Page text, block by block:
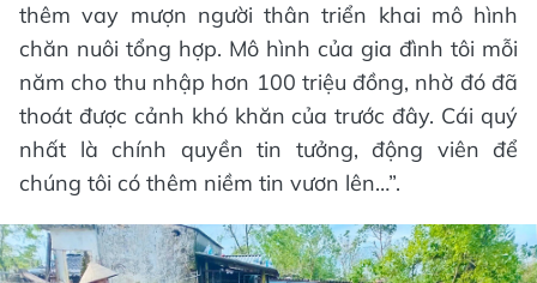
thêm vay mượn người thân triển khai mô hình
chăn nuôi tổng hợp. Mô hình của gia đình tôi mỗi
năm cho thu nhập hơn 100 triệu đồng, nhờ đó đã
thoát được cảnh khó khăn của trước đây. Cái quý
nhất là chính quyền tin tưởng, động viên để
chúng tôi có thêm niềm tin vươn lên…”.